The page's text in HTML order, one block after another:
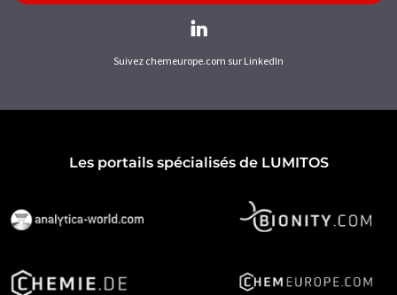
Suivez chemeurope.com sur LinkedIn
Les portails spécialisés de LUMITOS